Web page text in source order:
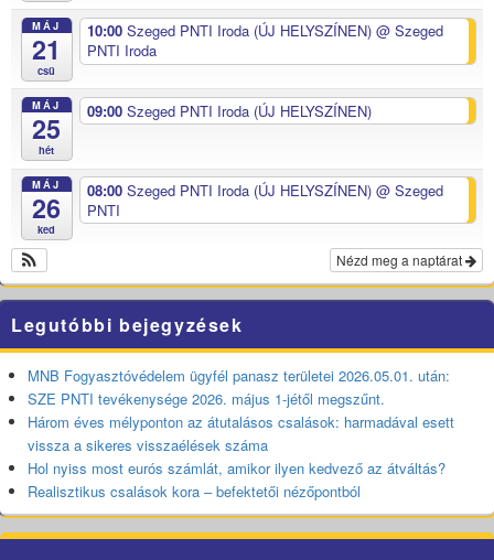
MÁJ
21
csü
10:00 Szeged PNTI Iroda (ÚJ HELYSZÍNEN) @ Szeged
PNTI Iroda
MÁJ
25
hét
09:00 Szeged PNTI Iroda (ÚJ HELYSZÍNEN)
MÁJ
26
ked
08:00 Szeged PNTI Iroda (ÚJ HELYSZÍNEN) @ Szeged
PNTI
Nézd meg a naptárat
Legutóbbi bejegyzések
MNB Fogyasztóvédelem ügyfél panasz területei 2026.05.01. után:
SZE PNTI tevékenysége 2026. május 1-jétől megszűnt.
Három éves mélyponton az átutalásos csalások: harmadával esett
vissza a sikeres visszaélések száma
Hol nyiss most eurós számlát, amikor ilyen kedvező az átváltás?
Realisztikus csalások kora – befektetői nézőpontból